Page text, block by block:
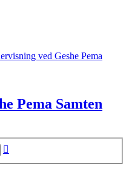
ved Geshe Pema
Pema Samten